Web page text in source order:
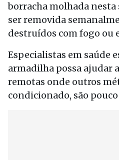
borracha molhada nesta
ser removida
destruídos com fogo ou
Especialistas em saúde
armadilha possa ajudar
remotas onde outros
condicionado, são